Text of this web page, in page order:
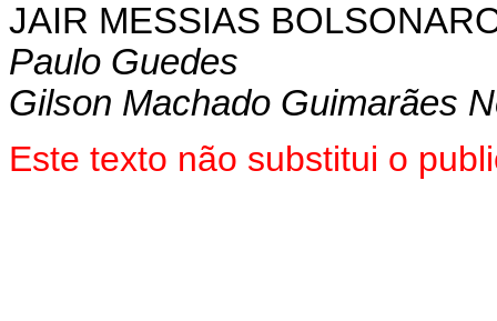
JAIR MESSIAS
Paulo Guedes
Gilson Machado Guimarães
Este texto não substitui o